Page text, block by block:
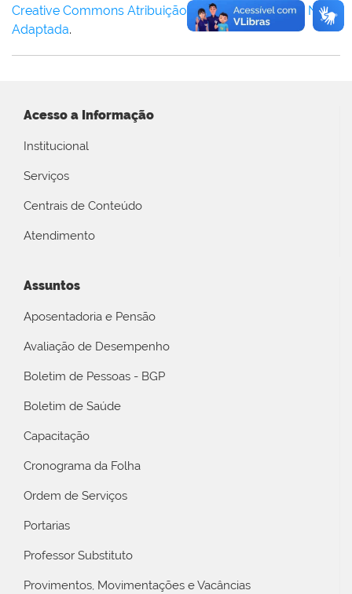
Creative Commons Atribuição-SemDerivações 3.0 Não
Adaptada.
Acesso a Informação
Institucional
Serviços
Centrais de Conteúdo
Atendimento
Assuntos
Aposentadoria e Pensão
Avaliação de Desempenho
Boletim de Pessoas - BGP
Boletim de Saúde
Capacitação
Cronograma da Folha
Ordem de Serviços
Portarias
Professor Substituto
Provimentos, Movimentações e Vacâncias